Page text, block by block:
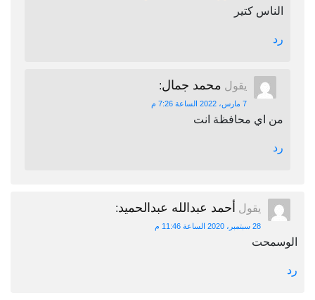
الناس كتير
رد
يقول محمد جمال:
7 مارس، 2022 الساعة 7:26 م
من اي محافظة انت
رد
يقول أحمد عبدالله عبدالحميد:
28 سبتمبر، 2020 الساعة 11:46 م
الوسمحت
رد